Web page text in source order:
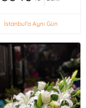
İstanbul'a Aynı Gün